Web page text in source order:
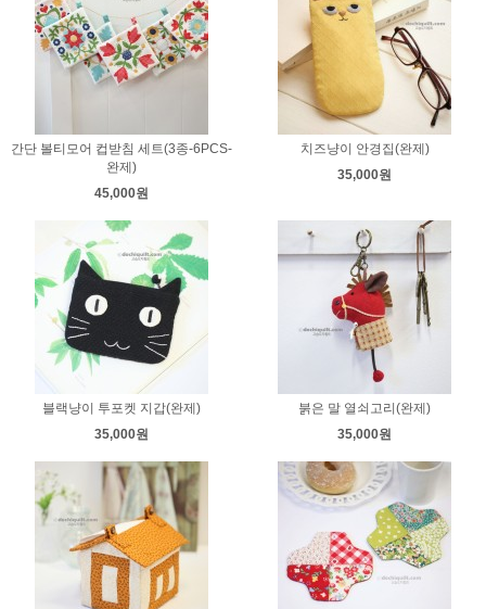
간단 볼티모어 컵받침 세트(3종-6PCS-
완제)
45,000원
치즈냥이 안경집(완제)
35,000원
블랙냥이 투포켓 지갑(완제)
35,000원
붉은 말 열쇠고리(완제)
35,000원